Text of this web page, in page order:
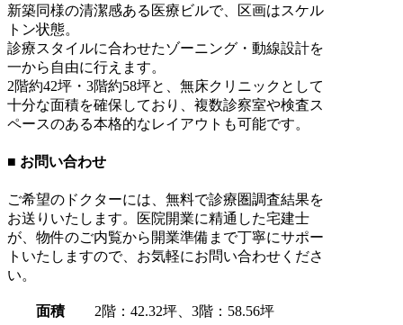
新築同様の清潔感ある医療ビルで、区画はスケル
トン状態。
診療スタイルに合わせたゾーニング・動線設計を
一から自由に行えます。
2階約42坪・3階約58坪と、無床クリニックとして
十分な面積を確保しており、複数診察室や検査ス
ペースのある本格的なレイアウトも可能です。
■ お問い合わせ
ご希望のドクターには、無料で診療圏調査結果を
お送りいたします。医院開業に精通した宅建士
が、物件のご内覧から開業準備まで丁寧にサポー
トいたしますので、お気軽にお問い合わせくださ
い。
面積
2階：42.32坪、3階：58.56坪